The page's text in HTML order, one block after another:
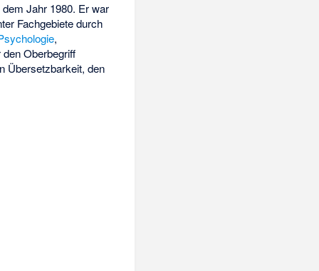
Jahr 1980. Er war
Fachgebiete durch
,
Oberbegriff
Übersetzbarkeit, den